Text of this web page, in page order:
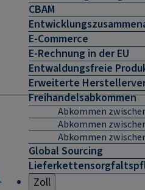
CBAM
E-Commerce
E-Rechnung in der EU
Entwaldungsfreie
Erweiterte
Freihandelsabkommen
Abkommen
Abkommen
Abkommen
Global Sourcing
Zoll